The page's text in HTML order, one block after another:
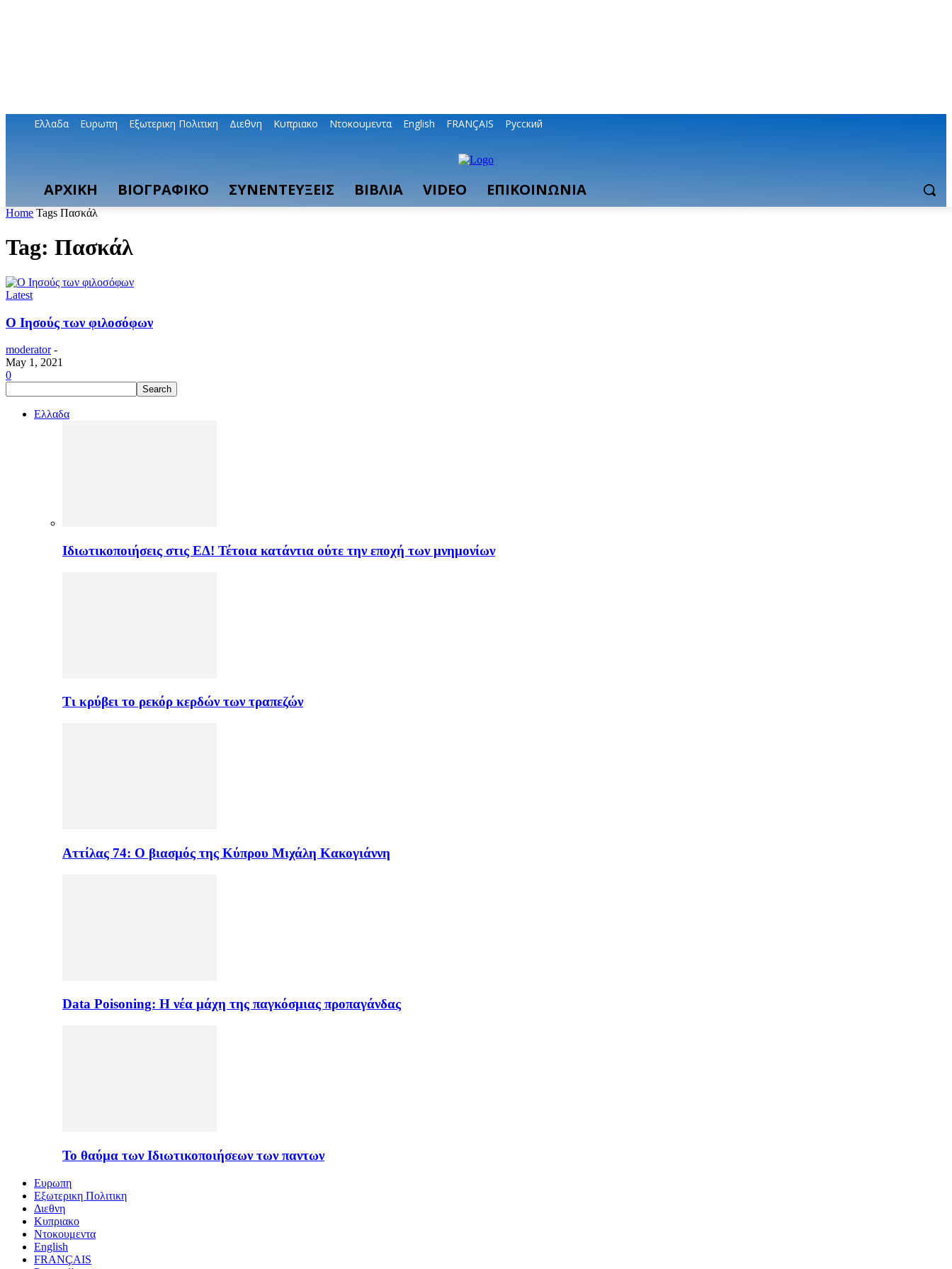
Ελλαδα Ευρωπη Εξωτερικη Πολιτικη Διεθνη Κυπριακο Ντοκουμεντα English FRANÇAIS Русский
ΑΡΧΙΚΗ ΒΙΟΓΡΑΦΙΚΟ ΣΥΝΕΝΤΕΥΞΕΙΣ ΒΙΒΛΙΑ VIDEO ΕΠΙΚΟΙΝΩΝΙΑ
Home Tags Πασκάλ
Tag: Πασκάλ
Latest
Ο Ιησούς των φιλοσόφων
moderator -
May 1, 2021
0
Ελλαδα
Ιδιωτικοποιήσεις στις ΕΔ! Τέτοια κατάντια ούτε την εποχή των μνημονίων
Τι κρύβει το ρεκόρ κερδών των τραπεζών
Αττίλας 74: Ο βιασμός της Κύπρου Μιχάλη Κακογιάννη
Data Poisoning: Η νέα μάχη της παγκόσμιας προπαγάνδας
Το θαύμα των Ιδιωτικοποιήσεων των παντων
Ευρωπη
Εξωτερικη Πολιτικη
Διεθνη
Κυπριακο
Ντοκουμεντα
English
FRANÇAIS